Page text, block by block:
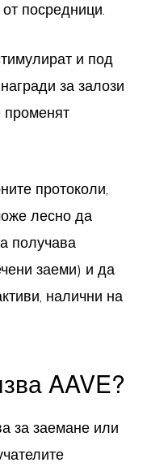
посредници.
и под
за залози
променят
протоколи,
лесно да
получава
заеми) и да
налични на
AAVE?
за заемане или